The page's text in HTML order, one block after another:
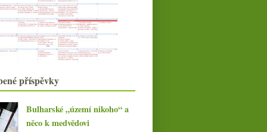
Zusslina
Etna Roso, ikona z Chile a levná
Garnacha
srpna(23)
(15)
května(20)
dubna
března(23)
února(20)
příspěvky
Bulharské „území nikoho“ a
něco k medvědovi